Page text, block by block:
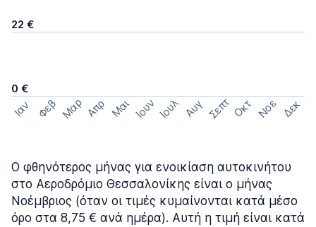
22 €
0 €
Ιαν Φεβ Μαρ Απρ Μαι Ιουν Ιουλ Αυγ Σεπτ Οκτ Νοε Δεκ
Ο φθηνότερος μήνας για ενοικίαση αυτοκινήτου
στο Αεροδρόμιο Θεσσαλονίκης είναι ο μήνας
Νοέμβριος (όταν οι τιμές κυμαίνονται κατά μέσο
όρο στα 8,75 € ανά ημέρα). Αυτή η τιμή είναι κατά